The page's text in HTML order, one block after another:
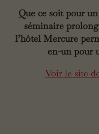
Que ce soit pour
séminaire
l’hôtel Mercure
en-un pour
Voir le site